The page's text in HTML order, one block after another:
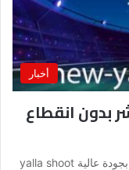
أخبار
بدون انقطاع
يلا شوت مباريات اليوم بث مباشر بدون انقطاع بجودة عالية yalla shoot